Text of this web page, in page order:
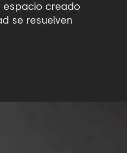
espacio creado
se resuelven